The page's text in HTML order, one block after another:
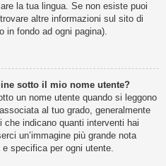
la tua lingua. Se non esiste puoi
altre informazioni sul sito di
in fondo ad ogni pagina).
sotto il mio nome utente?
un nome utente quando si leggono
al tuo grado, generalmente
indicano quanti interventi hai
un’immagine più grande nota
specifica per ogni utente.